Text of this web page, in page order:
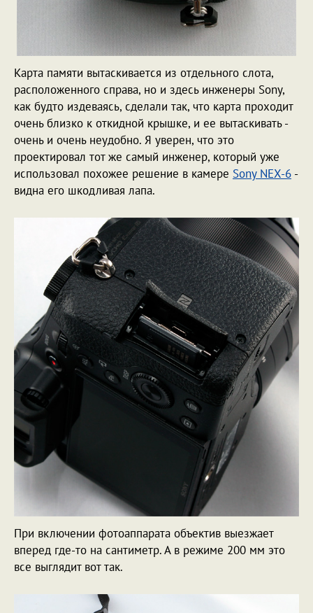
Карта памяти вытаскивается из отдельного слота,
расположенного справа, но и здесь инженеры Sony,
как будто издеваясь, сделали так, что карта проходит
очень близко к откидной крышке, и ее вытаскивать -
очень и очень неудобно. Я уверен, что это
проектировал тот же самый инженер, который уже
использовал похожее решение в камере Sonу NEX-6 -
видна его шкодливая лапа.
При включении фотоаппарата объектив выезжает
вперед где-то на сантиметр. А в режиме 200 мм это
все выглядит вот так.